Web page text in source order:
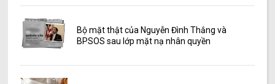
Bộ mặt thật của Nguyễn Đình Thắng và
BPSOS sau lớp mặt nạ nhân quyền